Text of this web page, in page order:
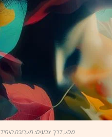
מסע דרך צבעים: תערוכת היחיד